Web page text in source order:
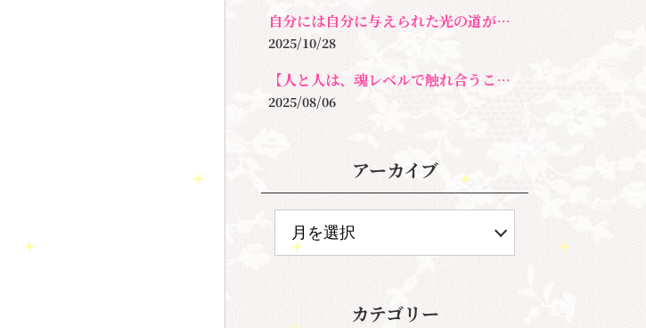
自分には自分に与えられた光の道がある
2025/10/28
【人と人は、魂レベルで触れ合うことがとても大切なんです。】
2025/08/06
アーカイブ
カテゴリー